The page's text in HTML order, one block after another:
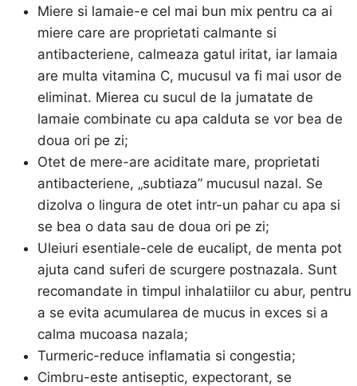
Miere si lamaie-e cel mai bun mix pentru ca ai
miere care are proprietati calmante si
antibacteriene, calmeaza gatul iritat, iar lamaia
are multa vitamina C, mucusul va fi mai usor de
eliminat. Mierea cu sucul de la jumatate de
lamaie combinate cu apa calduta se vor bea de
doua ori pe zi;
Otet de mere-are aciditate mare, proprietati
antibacteriene, „subtiaza” mucusul nazal. Se
dizolva o lingura de otet intr-un pahar cu apa si
se bea o data sau de doua ori pe zi;
Uleiuri esentiale-cele de eucalipt, de menta pot
ajuta cand suferi de scurgere postnazala. Sunt
recomandate in timpul inhalatiilor cu abur, pentru
a se evita acumularea de mucus in exces si a
calma mucoasa nazala;
Turmeric-reduce inflamatia si congestia;
Cimbru-este antiseptic, expectorant, se